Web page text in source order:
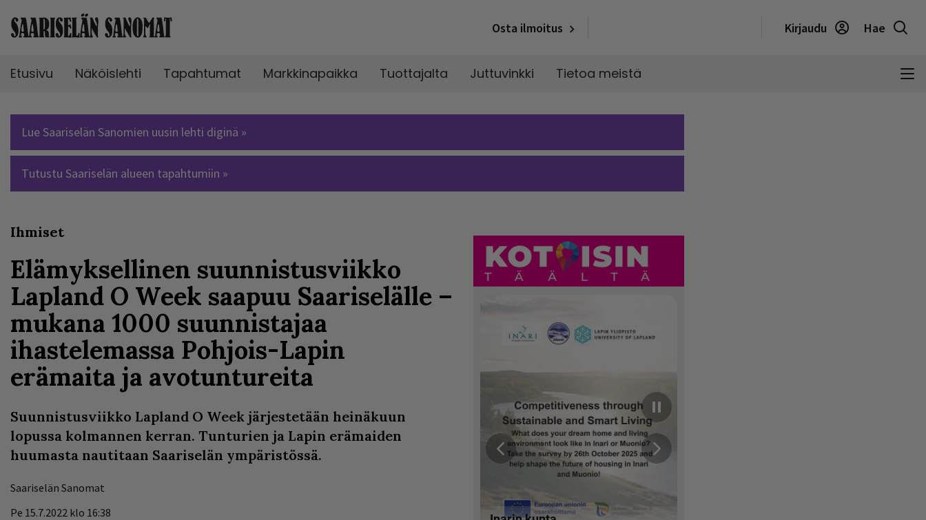
Osta ilmoitus Kirjaudu Hae
Etusivu Näköislehti Tapahtumat Markkinapaikka Tuottajalta Juttuvinkki Tietoa meistä
Lue Saariselän Sanomien uusin lehti diginä »
Tutustu Saariselän alueen tapahtumiin »
Ihmiset
Elämyksellinen suunnistusviikko
Lapland O Week saapuu Saariselälle –
mukana 1000 suunnistajaa
ihastelemassa Pohjois-Lapin
erämaita ja avotuntureita
Suunnistusviikko Lapland O Week järjestetään heinäkuun
lopussa kolmannen kerran. Tunturien ja Lapin erämaiden
huumasta nautitaan Saariselän ympäristössä.
Saariselän Sanomat
Pe 15.7.2022 klo 16:38